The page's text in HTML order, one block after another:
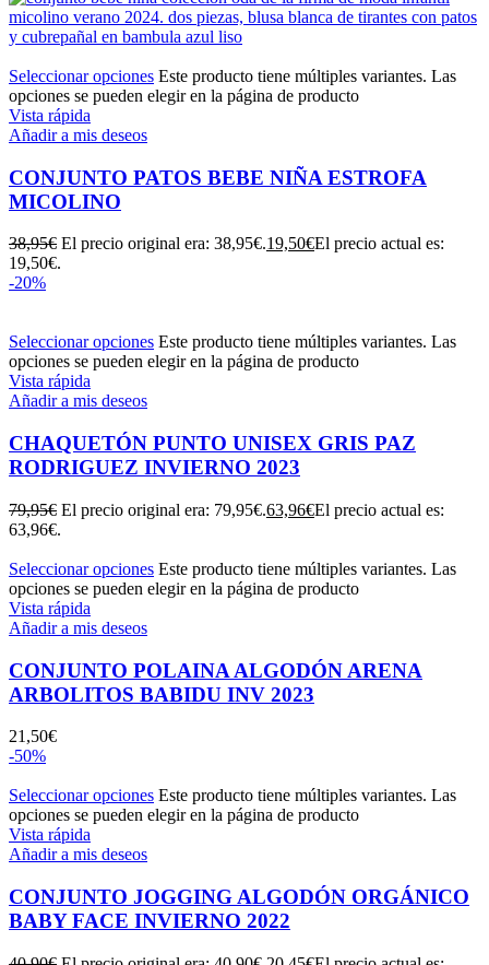
Seleccionar opciones Este producto tiene múltiples variantes. Las
opciones se pueden elegir en la página de producto
Vista rápida
Añadir a mis deseos
CONJUNTO PATOS BEBE NIÑA ESTROFA
MICOLINO
38,95€ El precio original era: 38,95€.19,50€El precio actual es:
19,50€.
-20%
Seleccionar opciones Este producto tiene múltiples variantes. Las
opciones se pueden elegir en la página de producto
Vista rápida
Añadir a mis deseos
CHAQUETÓN PUNTO UNISEX GRIS PAZ
RODRIGUEZ INVIERNO 2023
79,95€ El precio original era: 79,95€.63,96€El precio actual es:
63,96€.
Seleccionar opciones Este producto tiene múltiples variantes. Las
opciones se pueden elegir en la página de producto
Vista rápida
Añadir a mis deseos
CONJUNTO POLAINA ALGODÓN ARENA
ARBOLITOS BABIDU INV 2023
21,50€
-50%
Seleccionar opciones Este producto tiene múltiples variantes. Las
opciones se pueden elegir en la página de producto
Vista rápida
Añadir a mis deseos
CONJUNTO JOGGING ALGODÓN ORGÁNICO
BABY FACE INVIERNO 2022